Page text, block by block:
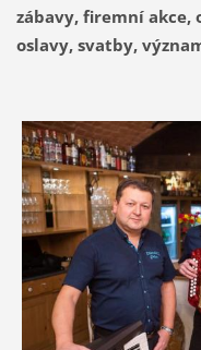
zábavy, firemní akce,
oslavy, svatby,